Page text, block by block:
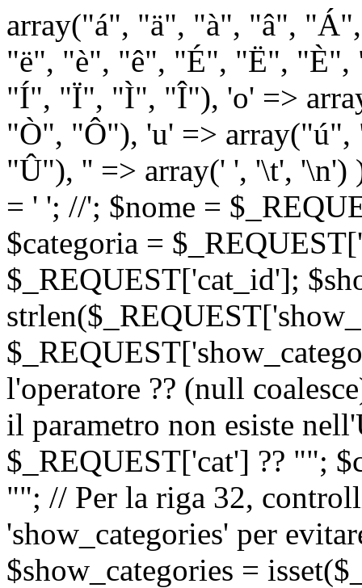
array("á", "ä", "à", "â",
"ë", "è", "ê", "É", "Ë",
"Í", "Ï", "Ì", "Î"), 'o' =>
"Ò", "Ô"), 'u' =>
"Û"), '' => array(' ', '\t',
= ' '; //'; $nome =
$categoria =
$_REQUEST['cat_id'];
l'operatore ?? (null
il parametro non esiste
$_REQUEST['cat'] ?? "";
""; // Per la riga 32,
'show_categories' per
$show_categories =